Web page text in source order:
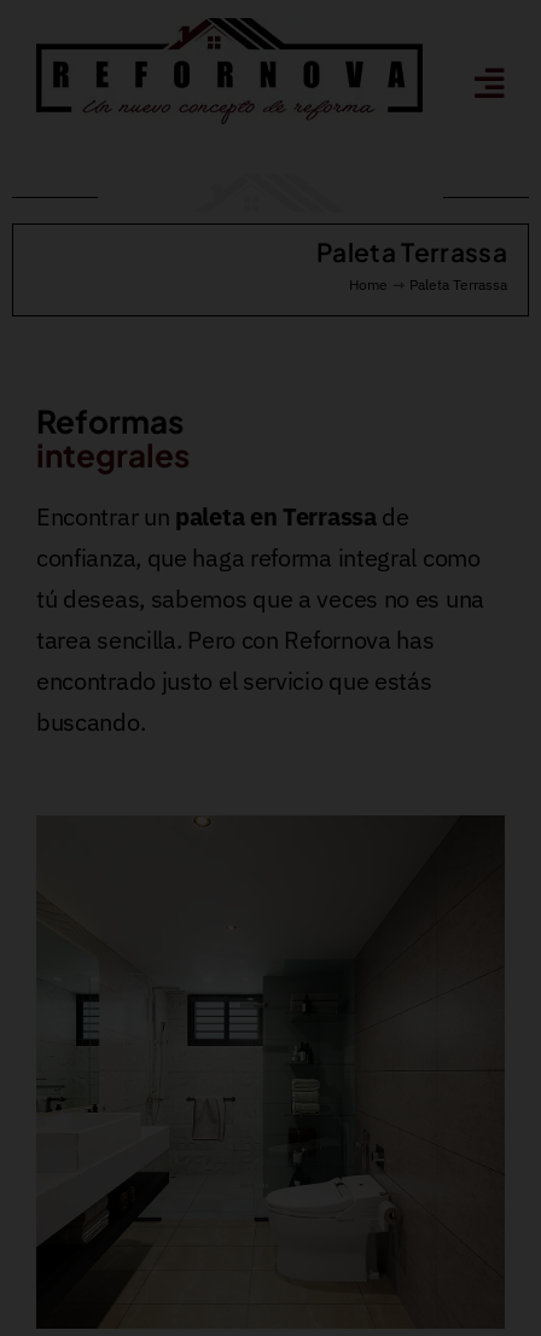
contenido
Paleta Terrassa
Home Paleta Terrassa
Reformas
integrales
Encontrar un paleta en Terrassade
confianza, que haga reforma integral como
tú deseas, sabemos que a veces no es una
tarea sencilla. Pero con Refornova has
encontrado justo el servicio que estás
buscando.